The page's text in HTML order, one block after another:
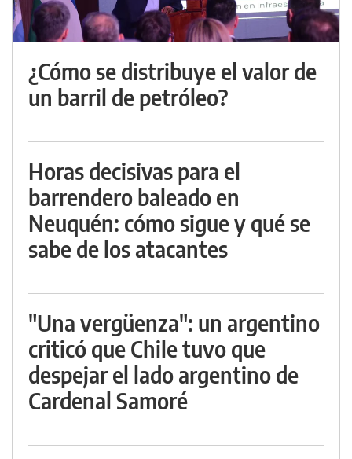
¿Cómo se distribuye el valor de
un barril de petróleo?
Horas decisivas para el
barrendero baleado en
Neuquén: cómo sigue y qué se
sabe de los atacantes
"Una vergüenza": un argentino
criticó que Chile tuvo que
despejar el lado argentino de
Cardenal Samoré